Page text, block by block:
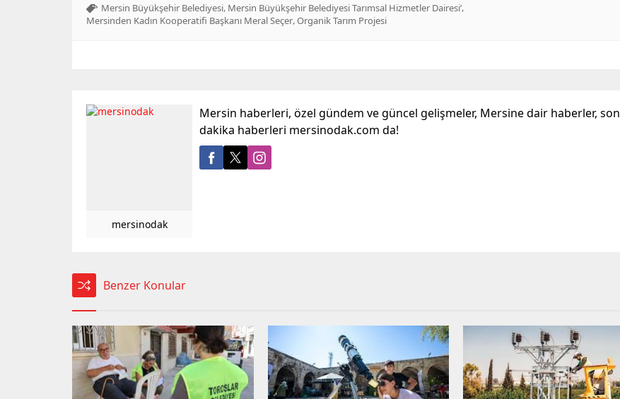
Mersin Büyükşehir Belediyesi, Mersin Büyükşehir Belediyesi Tarımsal Hizmetler Dairesi’,
Mersinden Kadın Kooperatifi Başkanı Meral Seçer,Organik Tarım Projesi
mersinodak
Mersin haberleri, özel gündem ve güncel gelişmeler, Mersine dair haberler, son
dakika haberleri mersinodak.com da!
Benzer Konular